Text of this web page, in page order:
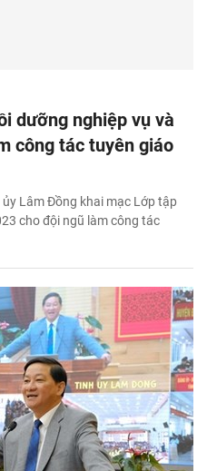
dưỡng nghiệp vụ và
công tác tuyên giáo
Lâm Đồng khai mạc Lớp tập
cho đội ngũ làm công tác